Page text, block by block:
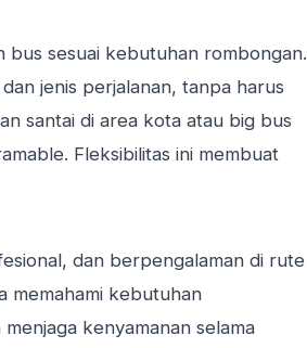
bus sesuai kebutuhan rombongan.
jenis perjalanan, tanpa harus
santai di area kota atau big bus
Fleksibilitas ini membuat
dan berpengalaman di rute
memahami kebutuhan
kenyamanan selama